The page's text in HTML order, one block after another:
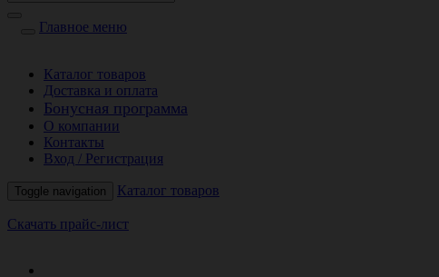
Главное меню
Каталог товаров
Доставка и оплата
Бонусная программа
О компании
Контакты
Вход / Регистрация
Toggle navigation Каталог товаров
Скачать прайс-лист